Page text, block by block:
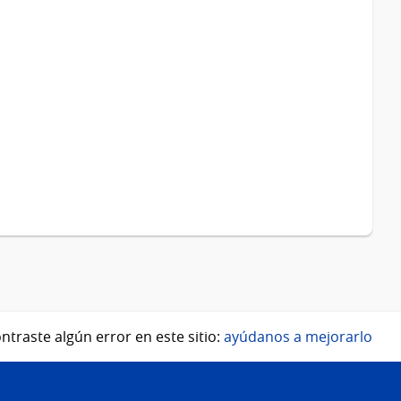
algún error en este sitio: ayúdanos a mejorarlo